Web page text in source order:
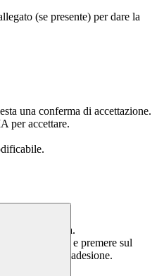
(se presente) per dare la
una conferma di accettazione.
per accettare.
una risposta.
sottostante e premere sul
la propria adesione.